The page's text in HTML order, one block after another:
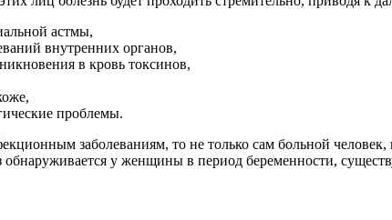
астмы,
внутренних органов,
в кровь токсинов,
проблемы.
заболеваниям, то не только сам больной
у женщины в период беременности,